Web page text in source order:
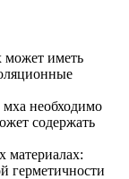
может иметь
мха необходимо
содержать
материалах:
герметичности